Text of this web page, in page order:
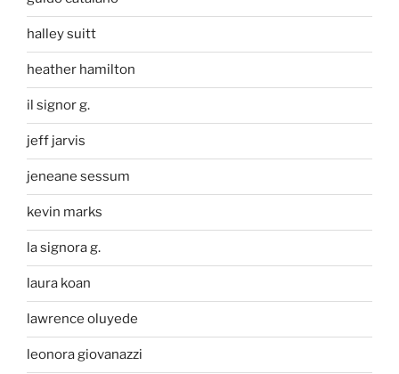
halley suitt
heather hamilton
il signor g.
jeff jarvis
jeneane sessum
kevin marks
la signora g.
laura koan
lawrence oluyede
leonora giovanazzi